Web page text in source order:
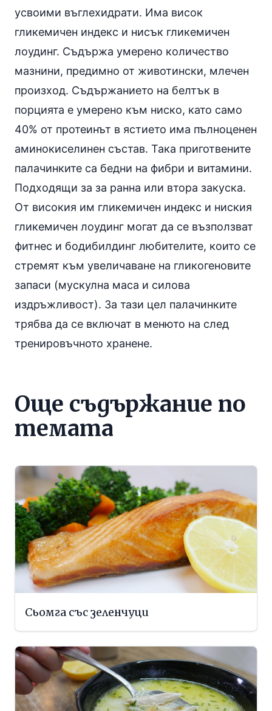
усвоими въглехидрати. Има висок
гликемичен индекс и нисък гликемичен
лоудинг. Съдържа умерено количество
мазнини, предимно от животински, млечен
произход. Съдържанието на белтък в
порцията е умерено към ниско, като само
40% от протеинът в ястието има пълноценен
аминокиселинен състав. Така приготвените
палачинките са бедни на фибри и витамини.
Подходящи за за ранна или втора закуска.
От високия им гликемичен индекс и ниския
гликемичен лоудинг могат да се възползват
фитнес и бодибилдинг любителите, които се
стремят към увеличаване на гликогеновите
запаси (мускулна маса и силова
издръжливост). За тази цел палачинките
трябва да се включат в менюто на след
тренировъчното хранене.
Още съдържание по
темата
Сьомга със зеленчуци